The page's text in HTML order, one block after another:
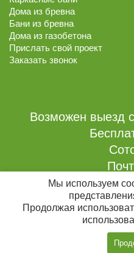
Дома из бревна
Бани из бревна
Дома из газобетона
Прислать свой проект
Заказать звонок
Возможен выезд
Мы в
распространение или иное
согласия правообладателя.
Позвонить
с 09:00 до 20:00
Мы используем
Продолжая